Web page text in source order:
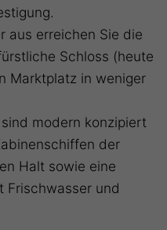
aus erreichen Sie die
Schloss (heute
Marktplatz in weniger
modern konzipiert
der
Halt sowie eine
Frischwasser und